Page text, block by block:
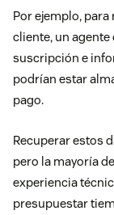
Por ejemplo,
cliente, un agente
suscripción e
podrían estar
pago.
Recuperar estos
pero la mayoría
experiencia
presupuestar